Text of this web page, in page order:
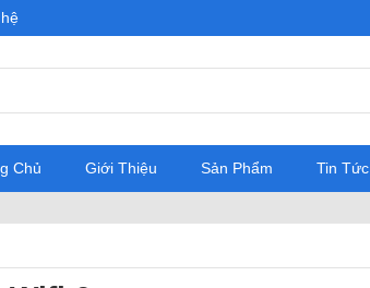
Chủ Giới Thiệu Sản Phẩm Tin Tức